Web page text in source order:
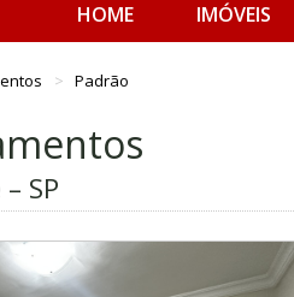
HOME IMÓVEIS
Padrão
SP